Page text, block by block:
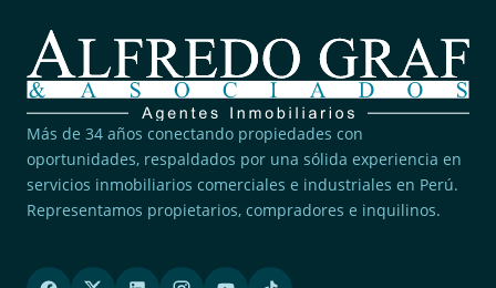
Más de 34 años conectando propiedades con
oportunidades, respaldados por una sólida experiencia en
servicios inmobiliarios comerciales e industriales en Perú.
Representamos propietarios, compradores e inquilinos.